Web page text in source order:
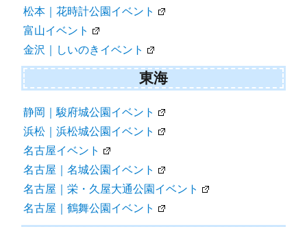
松本｜花時計公園イベント
富山イベント
金沢｜しいのきイベント
東海
静岡｜駿府城公園イベント
浜松｜浜松城公園イベント
名古屋イベント
名古屋｜名城公園イベント
名古屋｜栄・久屋大通公園イベント
名古屋｜鶴舞公園イベント